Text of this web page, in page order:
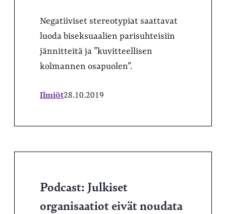
Negatiiviset stereotypiat saattavat
luoda biseksuaalien parisuhteisiin
jännitteitä ja ”kuvitteellisen
kolmannen osapuolen”.
Ilmiöt28.10.2019
Podcast: Julkiset
organisaatiot eivät noudata